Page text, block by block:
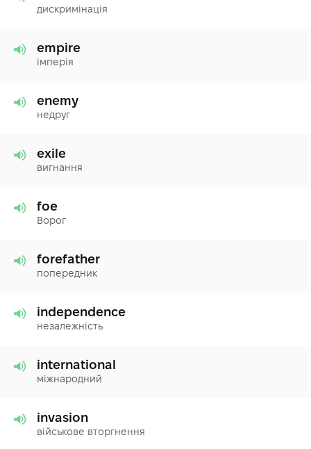
дискримінація
empire
імперія
enemy
недруг
exile
вигнання
foe
Ворог
forefather
попередник
independence
незалежність
international
міжнародний
invasion
військове вторгнення